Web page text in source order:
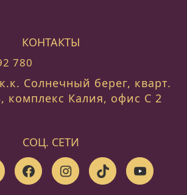
КОНТАКТЫ
780
Солнечный берег, кварт.
комплекс Калия, офис C 2
СОЦ. СЕТИ